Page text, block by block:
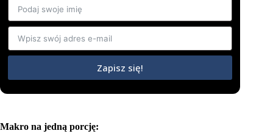
Zapisz się!
Makro na jedną porcję: